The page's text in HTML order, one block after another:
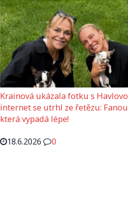
Krainová ukázala fotku s
internet se utrhl ze řetězu:
která vypadá lépe!
18.6.2026
0